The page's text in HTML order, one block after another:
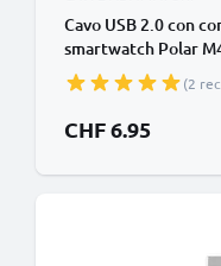
Cavo USB 2.0 con
smartwatch Polar
1m cavetto dati &
bracciale fitenss
(2
CHF 6.95